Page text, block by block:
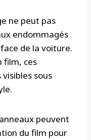
ne peut pas
endommagés
de la voiture.
film, ces
sous
peuvent
du film pour